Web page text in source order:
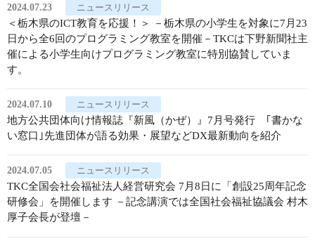
2024.07.23 ニュースリリース
＜栃木県のICT教育を応援！＞ －栃木県の小学生を対象に7月23
日から全6回のプログラミング教室を開催－TKCは下野新聞社主
催による小学生向けプログラミング教室に特別協賛していま
す。
2024.07.10 ニュースリリース
地方公共団体向け情報誌『新風（かぜ）』7月号発行 ｢書かな
い窓口｣先進団体が語る効果・展望などDX最新動向を紹介
2024.07.05 ニュースリリース
TKC全国会社会福祉法人経営研究会 7月8日に「創設25周年記念
研修会」を開催します －記念講演では全国社会福祉協議会 村木
厚子会長が登壇－